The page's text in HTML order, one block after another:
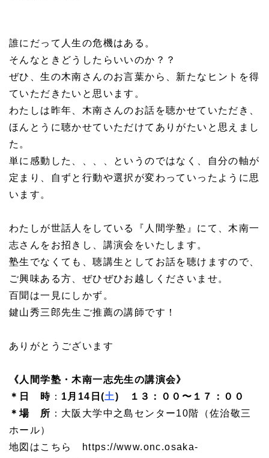
誰にだって人生の危機はある。
そんなときどうしたらいいのか？？
ぜひ、生の木南さんのお言葉から、新たなヒントを得
ていただきたいと思います。
わたしは昨年、木南さんのお話を聴かせていただき、
ほんとうに聴かせていただけてありがたいと思えまし
た。
単に感動した、、、、というのではなく、自分の軸が
定まり、自ずと行動や選択が変わっていったように思
います。
わたしが世話人をしている『人間学塾』にて、木南一
志さんをお招きし、講演会をいたします。
塾生でなくても、聴講生としてお話を聴けますので、
ご興味ある方、ぜひぜひお越しくださいませ。
百聞は一見にしかず。
鍵山秀三郎先生ご推薦の講師です！
ありがとうございます
《人間学塾・木南一志先生の講演会》
＊日 時 ： 1月14日(土) １３：００〜１７：００
＊場 所 ：大阪大学中之島センター10階（佐治敬三
ホール）
地図はこちら https://www.onc.osaka-